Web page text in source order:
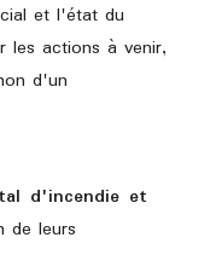
et l'état du
les actions à venir,
d'un
d'incendie et
de leurs